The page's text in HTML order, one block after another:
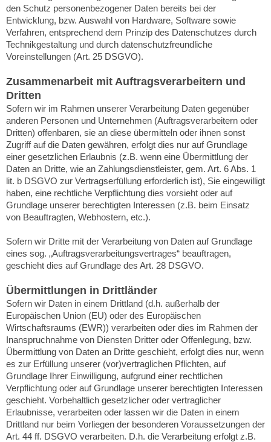
den Schutz personenbezogener Daten bereits bei der
Entwicklung, bzw. Auswahl von Hardware, Software sowie
Verfahren, entsprechend dem Prinzip des Datenschutzes durch
Technikgestaltung und durch datenschutzfreundliche
Voreinstellungen (Art. 25 DSGVO).
Zusammenarbeit mit Auftragsverarbeitern und
Dritten
Sofern wir im Rahmen unserer Verarbeitung Daten gegenüber
anderen Personen und Unternehmen (Auftragsverarbeitern oder
Dritten) offenbaren, sie an diese übermitteln oder ihnen sonst
Zugriff auf die Daten gewähren, erfolgt dies nur auf Grundlage
einer gesetzlichen Erlaubnis (z.B. wenn eine Übermittlung der
Daten an Dritte, wie an Zahlungsdienstleister, gem. Art. 6 Abs. 1
lit. b DSGVO zur Vertragserfüllung erforderlich ist), Sie eingewilligt
haben, eine rechtliche Verpflichtung dies vorsieht oder auf
Grundlage unserer berechtigten Interessen (z.B. beim Einsatz
von Beauftragten, Webhostern, etc.).
Sofern wir Dritte mit der Verarbeitung von Daten auf Grundlage
eines sog. „Auftragsverarbeitungsvertrages“ beauftragen,
geschieht dies auf Grundlage des Art. 28 DSGVO.
Übermittlungen in Drittländer
Sofern wir Daten in einem Drittland (d.h. außerhalb der
Europäischen Union (EU) oder des Europäischen
Wirtschaftsraums (EWR)) verarbeiten oder dies im Rahmen der
Inanspruchnahme von Diensten Dritter oder Offenlegung, bzw.
Übermittlung von Daten an Dritte geschieht, erfolgt dies nur, wenn
es zur Erfüllung unserer (vor)vertraglichen Pflichten, auf
Grundlage Ihrer Einwilligung, aufgrund einer rechtlichen
Verpflichtung oder auf Grundlage unserer berechtigten Interessen
geschieht. Vorbehaltlich gesetzlicher oder vertraglicher
Erlaubnisse, verarbeiten oder lassen wir die Daten in einem
Drittland nur beim Vorliegen der besonderen Voraussetzungen der
Art. 44 ff. DSGVO verarbeiten. D.h. die Verarbeitung erfolgt z.B.